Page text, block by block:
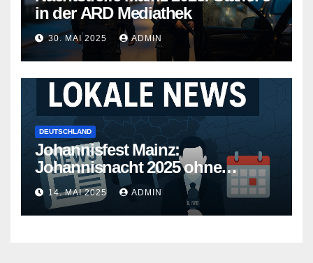
in der ARD Mediathek
30. MAI 2025 ADMIN
DEUTSCHLAND
Johannisfest Mainz:
Johannisnacht 2025 ohne
Feuerwerk
14. MAI 2025 ADMIN